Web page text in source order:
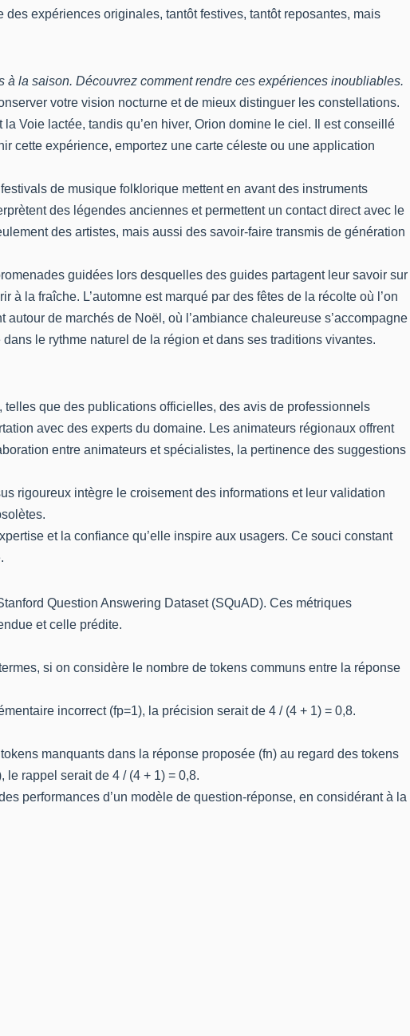
expériences originales, tantôt festives, tantôt reposantes, mais
la saison. Découvrez comment rendre ces expériences inoubliables.
votre vision nocturne et de mieux distinguer les constellations.
Voie lactée, tandis qu’en hiver, Orion domine le ciel. Il est conseillé
cette expérience, emportez une carte céleste ou une application
de musique folklorique mettent en avant des instruments
des légendes anciennes et permettent un contact direct avec le
des artistes, mais aussi des savoir-faire transmis de génération
guidées lors desquelles des guides partagent leur savoir sur
la fraîche. L’automne est marqué par des fêtes de la récolte où l’on
de marchés de Noël, où l’ambiance chaleureuse s’accompagne
le rythme naturel de la région et dans ses traditions vivantes.
telles que des publications officielles, des avis de professionnels
avec des experts du domaine. Les animateurs régionaux offrent
entre animateurs et spécialistes, la pertinence des suggestions
rigoureux intègre le croisement des informations et leur validation
et la confiance qu’elle inspire aux usagers. Ce souci constant
Question Answering Dataset (SQuAD). Ces métriques
et celle prédite.
si on considère le nombre de tokens communs entre la réponse
incorrect (fp=1), la précision serait de 4 / (4 + 1) = 0,8.
manquants dans la réponse proposée (fn) au regard des tokens
rappel serait de 4 / (4 + 1) = 0,8.
performances d’un modèle de question-réponse, en considérant à la